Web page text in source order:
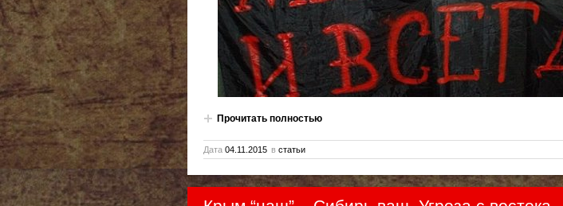
Прочитать полностью
Дата 04.11.2015 в статьи